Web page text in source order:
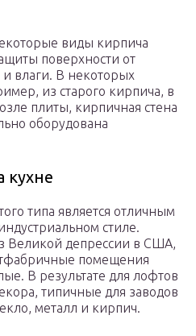
виды кирпича
поверхности от
влаги. В некоторых
из старого кирпича, в
плиты, кирпичная стена
оборудована
кухне
типа является отличным
стиле.
Великой депрессии в США,
помещения
В результате для лофтов
типичные для заводов
металл и кирпич.